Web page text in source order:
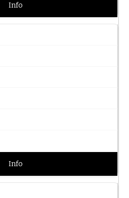
Info
Info